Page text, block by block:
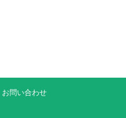
お問い合わせ